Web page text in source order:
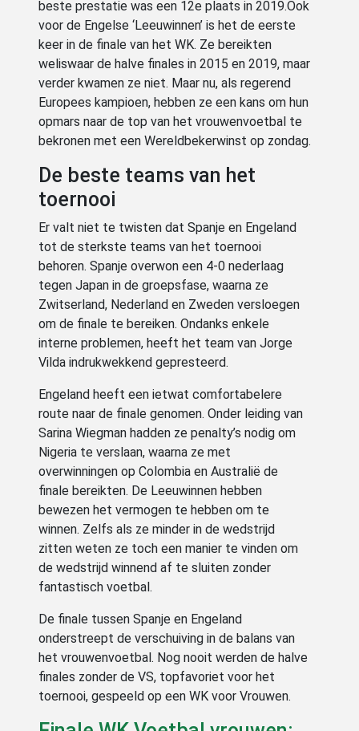
beste prestatie was een 12e plaats in 2019.Ook
voor de Engelse ‘Leeuwinnen’ is het de eerste
keer in de finale van het WK. Ze bereikten
weliswaar de halve finales in 2015 en 2019, maar
verder kwamen ze niet. Maar nu, als regerend
Europees kampioen, hebben ze een kans om hun
opmars naar de top van het vrouwenvoetbal te
bekronen met een Wereldbekerwinst op zondag.
De beste teams van het
toernooi
Er valt niet te twisten dat Spanje en Engeland
tot de sterkste teams van het toernooi
behoren. Spanje overwon een 4-0 nederlaag
tegen Japan in de groepsfase, waarna ze
Zwitserland, Nederland en Zweden versloegen
om de finale te bereiken. Ondanks enkele
interne problemen, heeft het team van Jorge
Vilda indrukwekkend gepresteerd.
Engeland heeft een ietwat comfortabelere
route naar de finale genomen. Onder leiding van
Sarina Wiegman hadden ze penalty’s nodig om
Nigeria te verslaan, waarna ze met
overwinningen op Colombia en Australië de
finale bereikten. De Leeuwinnen hebben
bewezen het vermogen te hebben om te
winnen. Zelfs als ze minder in de wedstrijd
zitten weten ze toch een manier te vinden om
de wedstrijd winnend af te sluiten zonder
fantastisch voetbal.
De finale tussen Spanje en Engeland
onderstreept de verschuiving in de balans van
het vrouwenvoetbal. Nog nooit werden de halve
finales zonder de VS, topfavoriet voor het
toernooi, gespeeld op een WK voor Vrouwen.